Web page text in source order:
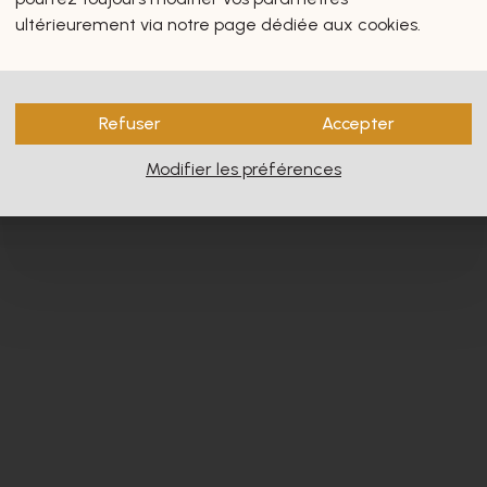
vous intéresseront
ultérieurement via notre page dédiée aux cookies.
Refuser Accepter
Modifier les préférences